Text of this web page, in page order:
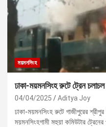
ময়মনসিংহ
ঢাকা-ময়মনসিংহ রুটে ট্রেন
04/04/2025 Aditya Joy
ঢাকা-ময়মনসিংহ রুটে গাজীপুরের
ময়মনসিংহগামী মহুয়া কমিউটার